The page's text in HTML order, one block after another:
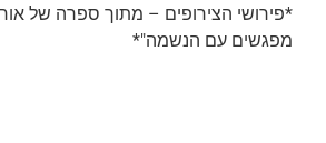
מפגשים עם הנשמה"*